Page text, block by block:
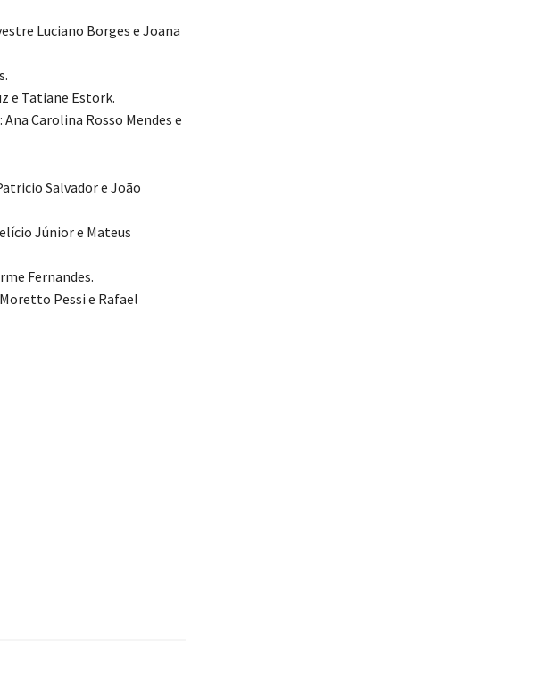
Luciano Borges e Joana
e Tatiane Estork.
Carolina Rosso Mendes e
Salvador e João
Júnior e Mateus
Fernandes.
Pessi e Rafael